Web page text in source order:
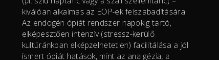
kiválóan alkalmas az EOP-ek felszabadítására.
Az endogén ópiát rendszer napokig tartó,
elképesztően intenzív (stressz-kerülő
kultúránkban elképzelhetetlen) facilitálása a jól
ismert ópiát hatások, mint az analgézia, a